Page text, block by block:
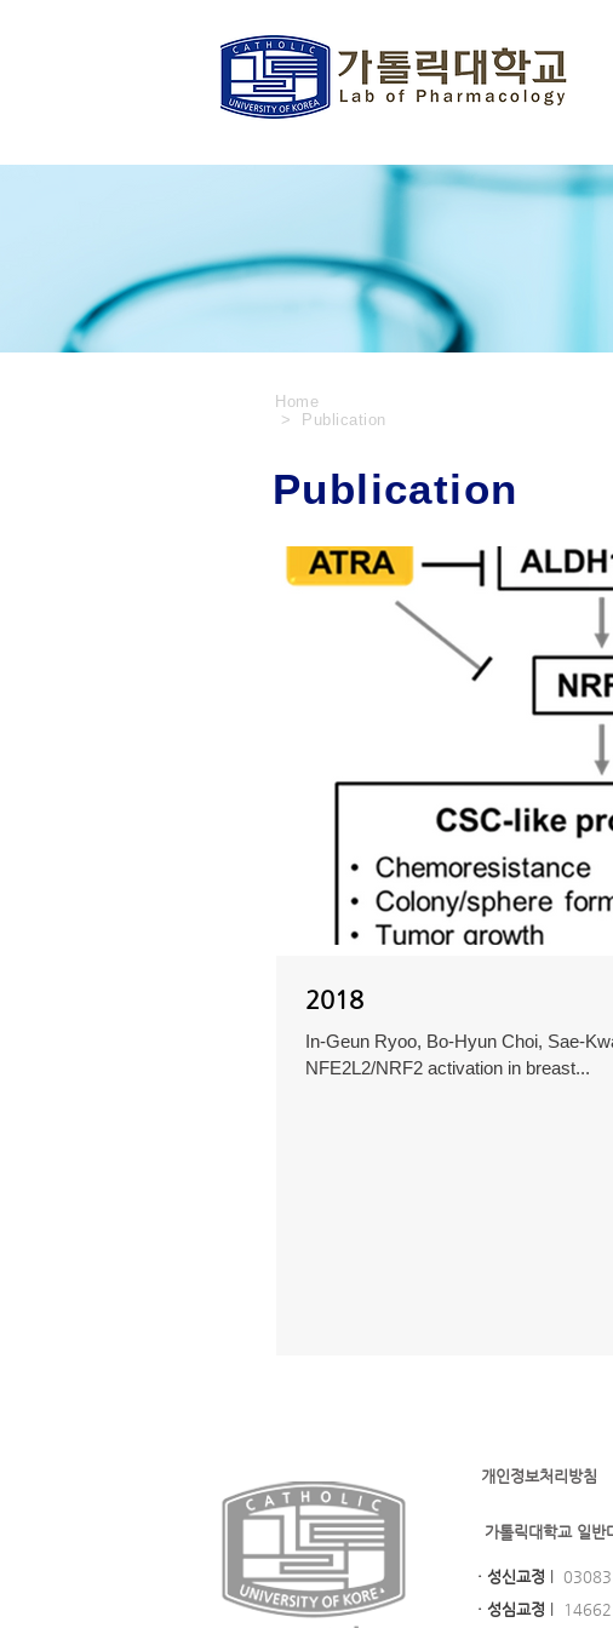
Home
> Publication
Publication
2018
In-Geun Ryoo, Bo-Hyun Choi, Sae-
NFE2L2/NRF2 activation in breast...
l
개인정보처리방침
가톨릭대학교 일반
· 성신교정 l 03083
· 성심교정 l